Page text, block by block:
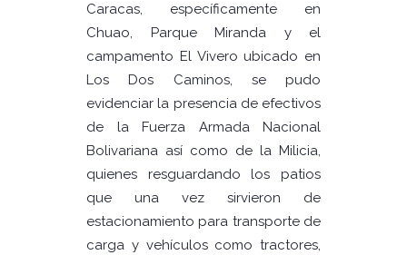
Caracas, específicamente en
Chuao, Parque Miranda y el
campamento El Vivero ubicado en
Los Dos Caminos, se pudo
evidenciar la presencia de efectivos
de la Fuerza Armada Nacional
Bolivariana así como de la Milicia,
quienes resguardando los patios
que una vez sirvieron de
estacionamiento para transporte de
carga y vehículos como tractores,